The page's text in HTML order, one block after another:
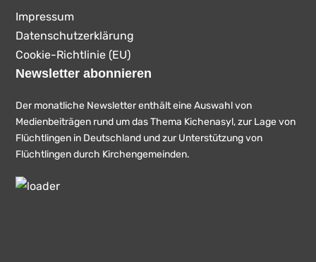
Impressum
Datenschutzerklärung
Cookie-Richtlinie (EU)
Newsletter abonnieren
Der monatliche Newsletter enthält eine Auswahl von
Medienbeiträgen rund um das Thema Kichenasyl, zur Lage von
Flüchtlingen in Deutschland und zur Unterstützung von
Flüchtlingen durch Kirchengemeinden.